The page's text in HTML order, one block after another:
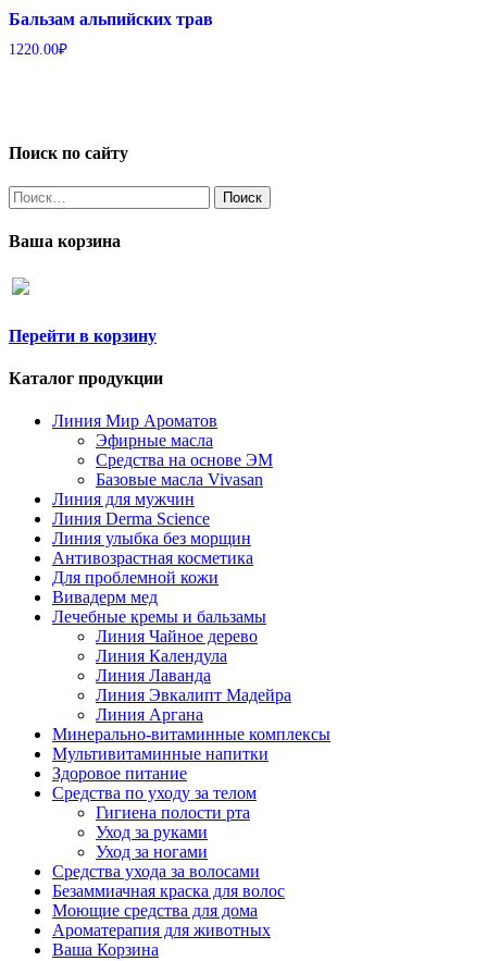
Бальзам альпийских трав
1220.00₽
Поиск по сайту
Найти:
Ваша корзина
Перейти в корзину
Каталог продукции
Линия Мир Ароматов
Эфирные масла
Средства на основе ЭМ
Базовые масла Vivasan
Линия для мужчин
Линия Derma Science
Линия улыбка без морщин
Антивозрастная косметика
Для проблемной кожи
Вивадерм мед
Лечебные кремы и бальзамы
Линия Чайное дерево
Линия Календула
Линия Лаванда
Линия Эвкалипт Мадейра
Линия Аргана
Минерально-витаминные комплексы
Мультивитаминные напитки
Здоровое питание
Средства по уходу за телом
Гигиена полости рта
Уход за руками
Уход за ногами
Средства ухода за волосами
Безаммиачная краска для волос
Моющие средства для дома
Ароматерапия для животных
Ваша Корзина